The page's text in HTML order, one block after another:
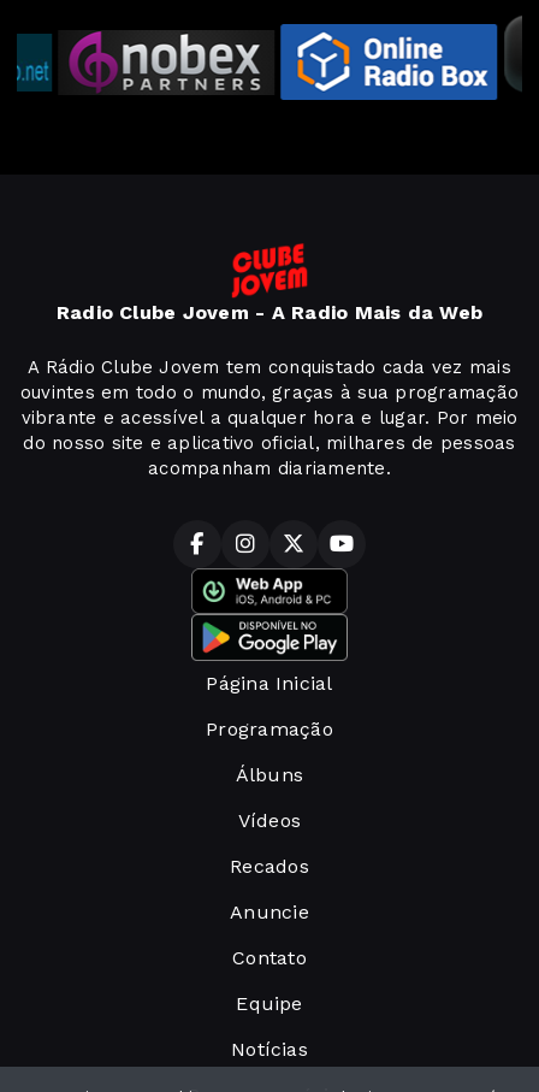
Radio Clube Jovem - A Radio Mais da Web
A Rádio Clube Jovem tem conquistado cada vez mais
ouvintes em todo o mundo, graças à sua programação
vibrante e acessível a qualquer hora e lugar. Por meio
do nosso site e aplicativo oficial, milhares de pessoas
acompanham diariamente.
Página Inicial
Programação
Álbuns
Vídeos
Recados
Anuncie
Contato
Equipe
Notícias